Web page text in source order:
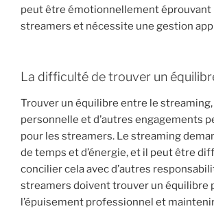
peut être émotionnellement éprouvant
streamers et nécessite une gestion
La difficulté de trouver un
Trouver un équilibre entre le streaming,
personnelle et d’autres engagements
pour les streamers. Le streaming
de temps et d’énergie, et il peut être
concilier cela avec d’autres
streamers doivent trouver un équilibre
l’épuisement professionnel et